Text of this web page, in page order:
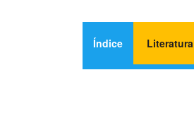
Índice Literatura